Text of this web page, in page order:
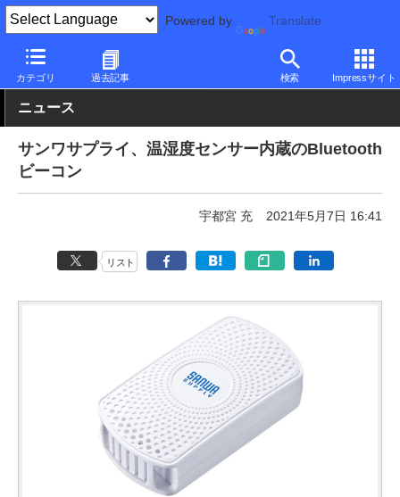
Powered by Translate
カテゴリ 過去記事 検索 Impressサイト
PC Watch 市場 IoT
ニュース
サンワサプライ、温湿度センサー内蔵のBluetooth
ビーコン
宇都宮 充 2021年5月7日 16:41
リスト